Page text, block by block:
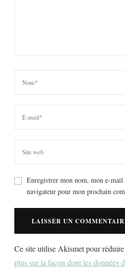
Enregistrer mon nom, mon e-mail
navigateur pour mon prochain
Ce site utilise Akismet pour
plus sur la façon dont les données